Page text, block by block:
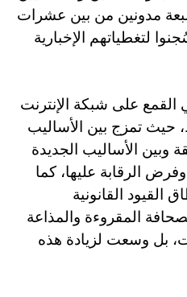
مدونين من بين عشرات
لتغطياتهم الإخبارية
القمع على شبكة الإنترنت
تمزج بين الأساليب
وبين الأساليب الجديدة
الرقابة عليها، كما
القيود القانونية
المقروءة والمذاعة
بل وسعت لزيادة هذه